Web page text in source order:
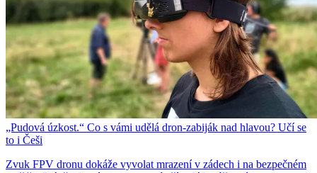
„Pudová úzkost.“ Co s vámi udělá dron-zabiják nad hlavou? Učí se
to i Češi
Zvuk FPV dronu dokáže vyvolat mrazení v zádech i na bezpečném